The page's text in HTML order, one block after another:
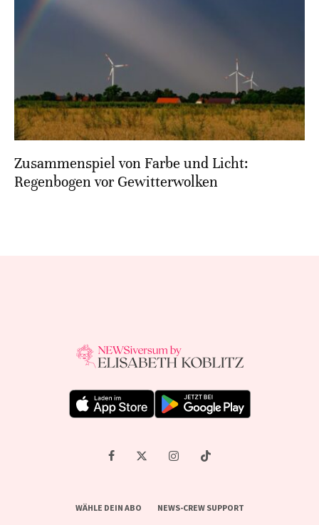
Zusammenspiel von Farbe und Licht:
Regenbogen vor Gewitterwolken
WÄHLE DEIN ABO NEWS-CREW SUPPORT